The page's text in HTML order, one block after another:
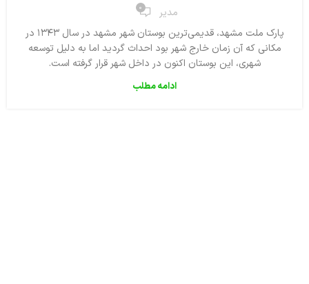
مدیر 0
پارک ملت مشهد، قدیمی‌ترین بوستان شهر مشهد در سال ۱۳۴۳ در
مکانی که آن زمان خارج شهر بود احداث گردید اما به دلیل توسعه
شهری، این بوستان اکنون در داخل شهر قرار گرفته‌ است.
ادامه مطلب